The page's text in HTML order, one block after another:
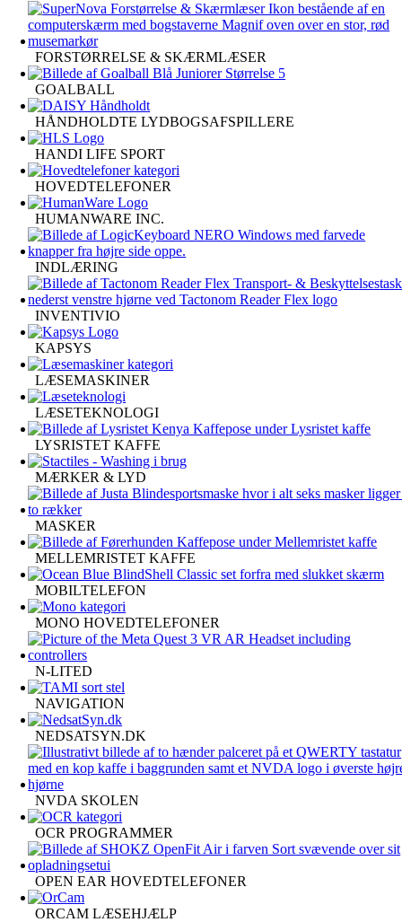
FORSTØRRELSE & SKÆRMLÆSER
GOALBALL
HÅNDHOLDTE LYDBOGSAFSPILLERE
HANDI LIFE SPORT
HOVEDTELEFONER
HUMANWARE INC.
INDLÆRING
INVENTIVIO
KAPSYS
LÆSEMASKINER
LÆSETEKNOLOGI
LYSRISTET KAFFE
MÆRKER & LYD
MASKER
MELLEMRISTET KAFFE
MOBILTELEFON
MONO HOVEDTELEFONER
N-LITED
NAVIGATION
NEDSATSYN.DK
NVDA SKOLEN
OCR PROGRAMMER
OPEN EAR HOVEDTELEFONER
ORCAM LÆSEHJÆLP